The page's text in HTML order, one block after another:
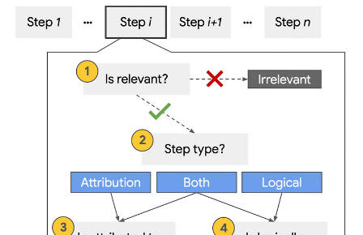
OffsetBias 공개. bias를 낮추는 데 기여할 수 있는 학습용 선호 데이터셋 출
처 : https://arxiv.org/abs/2407.06551 1. Introduction최근 LLM이 생
성한 텍스트를 LLM으로 평가하는 경우가 굉장히 많아졌습니다.LLM으로 생성
하는 텍스트는 종류나 범위가 엄청나게 다양한데 이를 사람이 직접 다 평가하기